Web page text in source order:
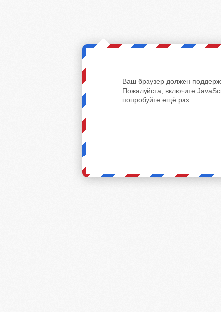
Ваш браузер должен
Пожалуйста, включите
попробуйте ещё раз